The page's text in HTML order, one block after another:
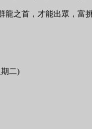
龍之首，才能出眾，富
期二)